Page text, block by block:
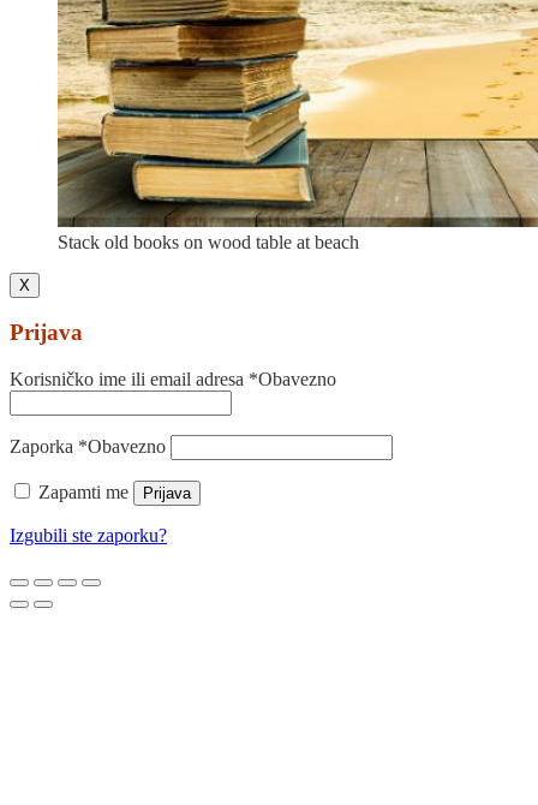
Stack old books on wood table at beach
X
Prijava
Korisničko ime ili email adresa *Obavezno
Zaporka *Obavezno
Zapamti me Prijava
Izgubili ste zaporku?